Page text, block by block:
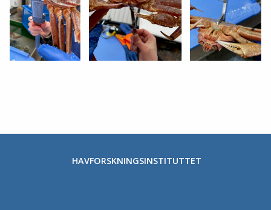
HAVFORSKNINGSINSTITUTTET